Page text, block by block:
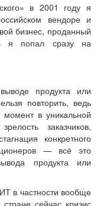
в 2001 году я
вендоре и
бизнес, проданный
я попал сразу на
продукта или
повторить, ведь
момент в уникальной
заказчиков,
конкретного
— всё это
продукта или
в частности вообще
сейчас кризис